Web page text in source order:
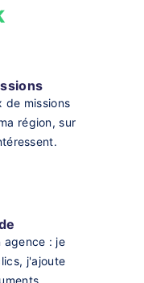
de missions
région, sur
agence : je
j'ajoute